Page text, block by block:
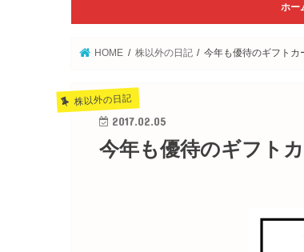
ホー
HOME 株以外の日記 今年も優待のギフトカ
株以外の日記
2017.02.05
今年も優待のギフト